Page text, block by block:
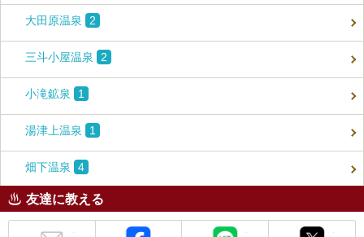
大田原温泉 2
三斗小屋温泉 2
小滝鉱泉 1
湯津上温泉 1
畑下温泉 4
友達に教える